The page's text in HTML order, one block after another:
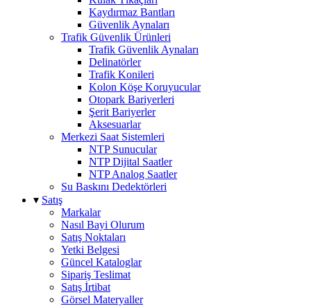
Kaydırmaz Bantları
Güvenlik Aynaları
Trafik Güvenlik Ürünleri
Trafik Güvenlik Aynaları
Delinatörler
Trafik Konileri
Kolon Köşe Koruyucular
Otopark Bariyerleri
Şerit Bariyerler
Aksesuarlar
Merkezi Saat Sistemleri
NTP Sunucular
NTP Dijital Saatler
NTP Analog Saatler
Su Baskını Dedektörleri
▾ Satış
Markalar
Nasıl Bayi Olurum
Satış Noktaları
Yetki Belgesi
Güncel Kataloglar
Sipariş Teslimat
Satış İrtibat
Görsel Materyaller